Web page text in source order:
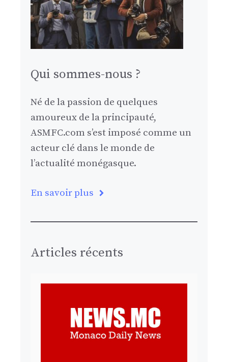
Qui sommes-nous ?
Né de la passion de quelques
amoureux de la principauté,
ASMFC.com s’est imposé comme un
acteur clé dans le monde de
l’actualité monégasque.
En savoir plus
Articles récents